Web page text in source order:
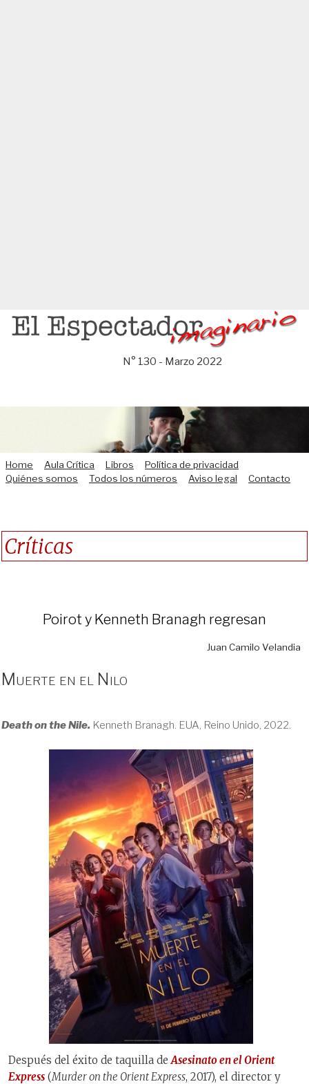
Saltar
N° 130 - Marzo 2022
Home Aula Crítica Libros
Política de privacidad
Quiénes somos
Todos los números Aviso legal Contacto
Críticas
Poirot y Kenneth Branagh regresan
Juan Camilo Velandia
Muerte en el Nilo
Death on the Nile. Kenneth Branagh. EUA, Reino Unido, 2022.
Después del éxito de taquilla de Asesinato en el Orient
Express (Murder on the Orient Express, 2017), el director y